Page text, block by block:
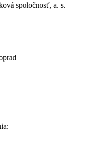
spoločnosť, a. s.